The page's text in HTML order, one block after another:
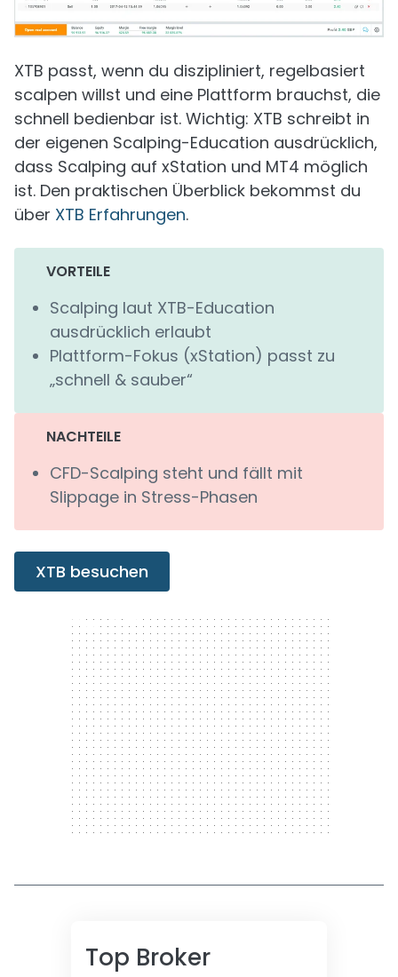
XTB passt, wenn du diszipliniert, regelbasiert
scalpen willst und eine Plattform brauchst, die
schnell bedienbar ist. Wichtig: XTB schreibt in
der eigenen Scalping-Education ausdrücklich,
dass Scalping auf xStation und MT4 möglich
ist. Den praktischen Überblick bekommst du
über XTB Erfahrungen.
VORTEILE
Scalping laut XTB-Education
ausdrücklich erlaubt
Plattform-Fokus (xStation) passt zu
„schnell & sauber“
NACHTEILE
CFD-Scalping steht und fällt mit
Slippage in Stress-Phasen
XTB besuchen
300 x 250
Top Broker